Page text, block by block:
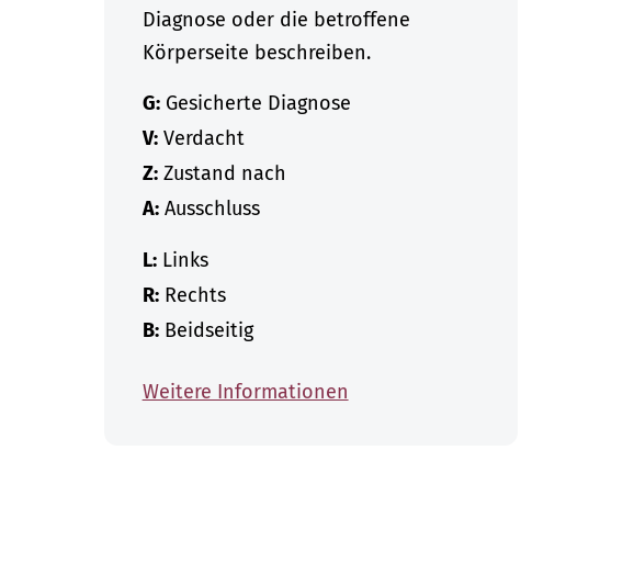
Diagnose oder die betroffene
Körperseite beschreiben.
G:Gesicherte Diagnose
V:Verdacht
Z:Zustand nach
A:Ausschluss
L:Links
R:Rechts
B:Beidseitig
Weitere Informationen